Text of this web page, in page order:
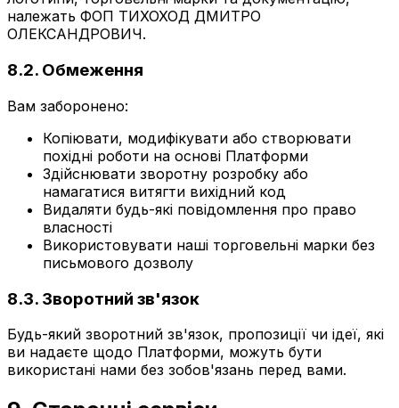
належать ФОП ТИХОХОД ДМИТРО
ОЛЕКСАНДРОВИЧ.
8.2. Обмеження
Вам заборонено:
Копіювати, модифікувати або створювати
похідні роботи на основі Платформи
Здійснювати зворотну розробку або
намагатися витягти вихідний код
Видаляти будь-які повідомлення про право
власності
Використовувати наші торговельні марки без
письмового дозволу
8.3. Зворотний зв'язок
Будь-який зворотний зв'язок, пропозиції чи ідеї, які
ви надаєте щодо Платформи, можуть бути
використані нами без зобов'язань перед вами.